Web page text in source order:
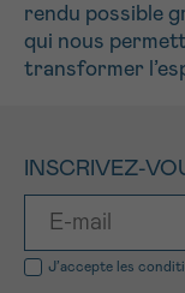
rendu possible
qui nous
transformer
INSCRIVEZ-
J’accepte les